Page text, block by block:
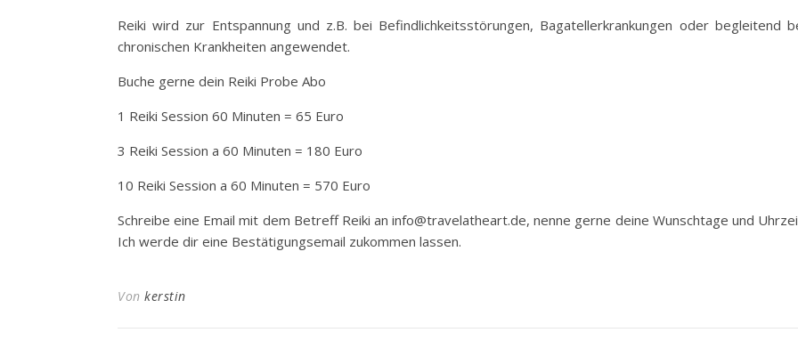
Reiki wird zur Entspannung und z.B. bei Befindlichkeitsstörungen, Bagatellerkrankungen oder begleitend
chronischen Krankheiten angewendet.
Buche gerne dein Reiki Probe Abo
1 Reiki Session 60 Minuten = 65 Euro
3 Reiki Session a 60 Minuten = 180 Euro
10 Reiki Session a 60 Minuten = 570 Euro
Schreibe eine Email mit dem Betreff Reiki an info@travelatheart.de, nenne gerne deine Wunschtage und
Ich werde dir eine Bestätigungsemail zukommen lassen.
Von kerstin